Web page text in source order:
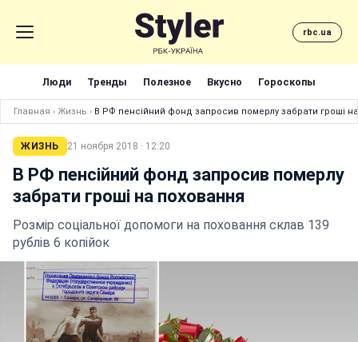
rbc.ua
Люди Тренды Полезное Вкусно Гороскопы
Главная › Жизнь › В РФ пенсійний фонд запросив померлу забрати гроші
ЖИЗНЬ 21 ноября 2018 · 12:20
В РФ пенсійний фонд запросив померлу
забрати гроші на поховання
Розмір соціальної допомоги на поховання склав 139
рублів 6 копійок